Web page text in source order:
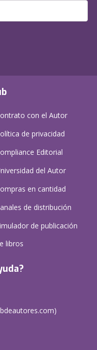
con el Autor
de privacidad
Editorial
del Autor
en cantidad
de distribución
de publicación
libros
)